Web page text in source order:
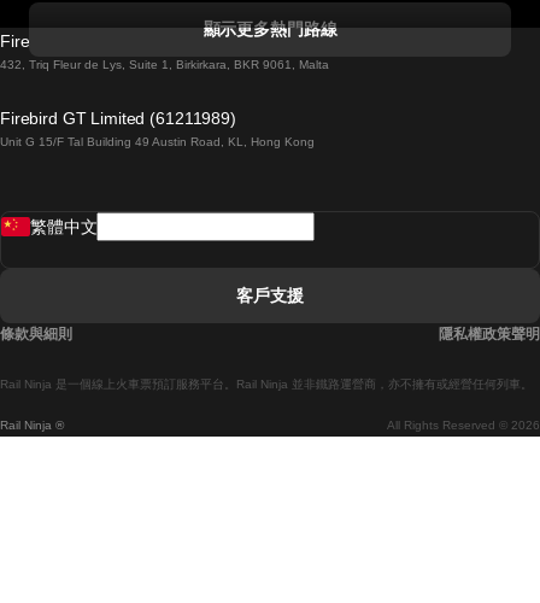
都柏林開往戈尔韦的列車
羅馬開往拿坡里的列車
顯示更多熱門路線
Firebird GT Limited (OC 1451)
432, Triq Fleur de Lys, Suite 1, Birkirkara, BKR 9061, Malta
Firebird GT Limited (61211989)
Unit G 15/F Tal Building 49 Austin Road, KL, Hong Kong
Rail Ninja ® All Rights Reserved © 2026
Rail Ninja 是一個線上火車票預訂服務平台。Rail Ninja 並非鐵路運營商，亦不擁有或經營任何列車。
繁體中文
客戶支援
條款與細則 隱私權政策聲明